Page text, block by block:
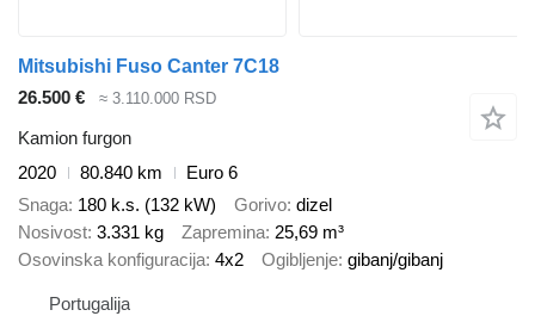
Mitsubishi Fuso Canter 7C18
26.500 €
≈ 3.110.000 RSD
Kamion furgon
2020
80.840 km
Euro 6
Snaga 180 k.s. (132 kW) Gorivo dizel
Nosivost 3.331 kg Zapremina 25,69 m³
Osovinska konfiguracija 4x2 Ogibljenje gibanj/gibanj
Portugalija